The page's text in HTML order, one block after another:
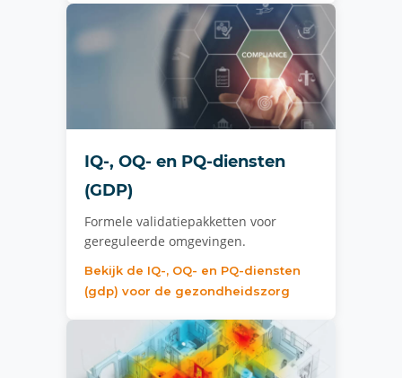
IQ-, OQ- en PQ-diensten
(GDP)
Formele validatiepakketten voor
gereguleerde omgevingen.
Bekijk de IQ-, OQ- en PQ-diensten
(gdp) voor de gezondheidszorg